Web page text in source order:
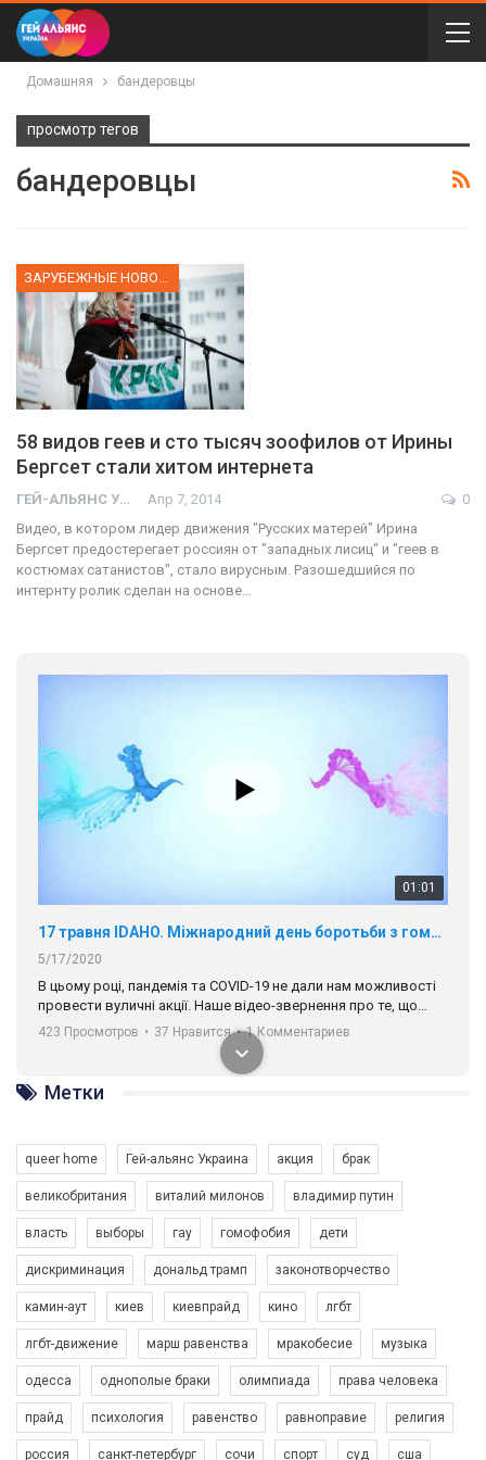
Домашняя бандеровцы
просмотр тегов
бандеровцы
58 видов геев и сто тысяч зоофилов от Ирины
Бергсет стали хитом интернета
ГЕЙ-АЛЬЯНС УКРАИНА Апр 7, 2014
0
Видео, в котором лидер движения "Русских матерей" Ирина
Бергсет предостерегает россиян от "западных лисиц" и "геев в
костюмах сатанистов", стало вирусным. Разошедшийся по
интернту ролик сделан на основе…
01:01
17 травня IDAHO. Міжнародний день боротьби з гомофобією трансфобією і біфобія.
5/17/2020
В цьому році, пандемія та COVІD-19 не дали нам можливості
провести вуличні акції. Наше відео-звернення про те, що
навіть коли ми у різних містах та не можемо зустрінеться, ми
разом. Ми закликаємо всіх хто поділяє цінності рівності та
солідарності, приєднатися до нас. Регіональні підрозділи
ГАУ є в 16 областях України.
Разом наш голос лунає гучніше!
423 Просмотров • 37 Нравится • 1 Комментариев
Зупинимо насильство проти ЛГБТ в Україні! Stop violence against LGBT in Ukraine!
6/30/2017
Емоційний та вражаючий промо-ролік на конкурс PACT, який
представляє програму "Гей-альянс Україна" з протидії
насильству проти ЛГБТ в Україні.
1.9K Просмотров • 226 Нравится • 5 Комментариев
Метки
queer home Гей-альянс Украина акция брак
великобритания виталий милонов владимир путин
власть выборы гау гомофобия дети
дискриминация дональд трамп законотворчество
камин-аут киев киевпрайд кино лгбт
лгбт-движение марш равенства мракобесие музыка
одесса однополые браки олимпиада права человека
прайд психология равенство равноправие религия
россия санкт-петербург сочи спорт суд сша